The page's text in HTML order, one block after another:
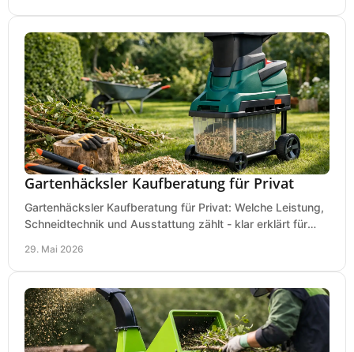
Gartenhäcksler Kaufberatung für Privat
Gartenhäcksler Kaufberatung für Privat: Welche Leistung,
Schneidtechnik und Ausstattung zählt - klar erklärt für
29. Mai 2026